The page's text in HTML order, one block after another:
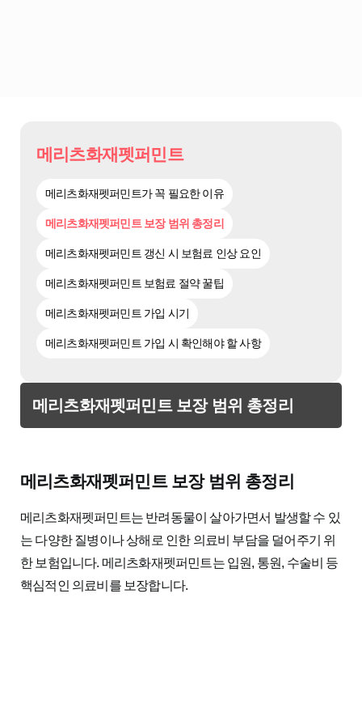
메리츠화재펫퍼민트
메리츠화재펫퍼민트가 꼭 필요한 이유
메리츠화재펫퍼민트 보장 범위 총정리
메리츠화재펫퍼민트 갱신 시 보험료 인상 요인
메리츠화재펫퍼민트 보험료 절약 꿀팁
메리츠화재펫퍼민트 가입 시기
메리츠화재펫퍼민트 가입 시 확인해야 할 사항
메리츠화재펫퍼민트 보장 범위 총정리
메리츠화재펫퍼민트 보장 범위 총정리
메리츠화재펫퍼민트는 반려동물이 살아가면서 발생할 수 있
는 다양한 질병이나 상해로 인한 의료비 부담을 덜어주기 위
한 보험입니다. 메리츠화재펫퍼민트는 입원, 통원, 수술비 등
핵심적인 의료비를 보장합니다.